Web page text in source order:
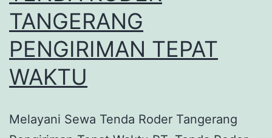
TANGERANG
PENGIRIMAN TEPAT
WAKTU
Melayani Sewa Tenda Roder Tangerang